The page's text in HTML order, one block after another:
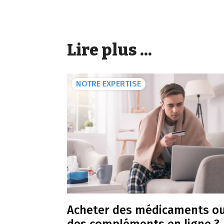
Lire plus ...
NOTRE EXPERTISE
Acheter des médicaments